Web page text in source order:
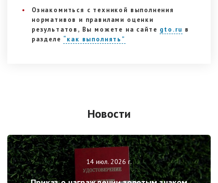
Ознакомиться с техникой выполнения
нормативов и правилами оценки
результатов, Вы можете на сайте gto.ru в
разделе “как выполнять”
Новости
14 июл. 2026 г.